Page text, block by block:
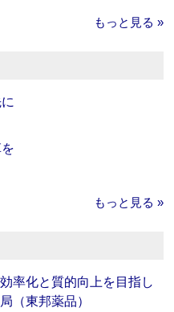
もっと見る »
もっと見る »
効率化と質的向上を目指し
（東邦薬品）